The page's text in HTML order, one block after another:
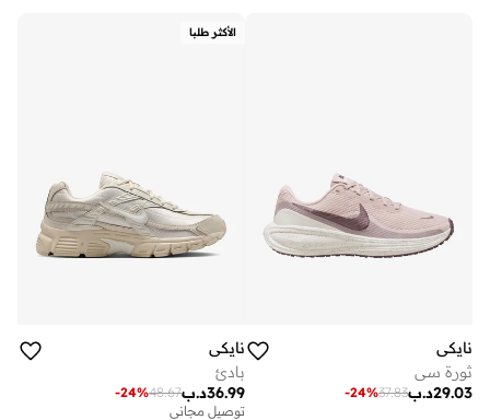
نايكي
ثورة سي
د.ب29.03
37.83
-24%
الأكثر طلبا
نايكي
بادئ
د.ب36.99
48.67
-24%
توصيل مجاني